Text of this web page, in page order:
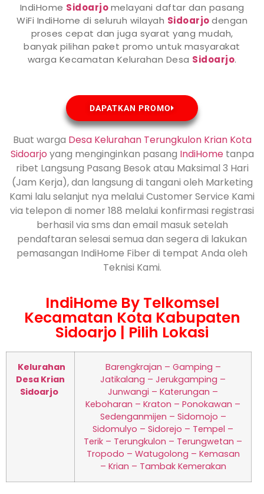
IndiHome Sidoarjomelayani daftar dan pasang
WiFi IndiHome di seluruh wilayah Sidoarjodengan
proses cepat dan juga syarat yang mudah,
banyak pilihan paket promo untuk masyarakat
warga Kecamatan Kelurahan Desa Sidoarjo.
DAPATKAN PROMO
Buat warga Desa Kelurahan Terungkulon Krian Kota
Sidoarjo yang menginginkan pasang IndiHometanpa
ribet Langsung Pasang Besok atau Maksimal 3 Hari
(Jam Kerja), dan langsung di tangani oleh Marketing
Kami lalu selanjut nya melalui Customer Service Kami
via telepon di nomer 188 melalui konfirmasi registrasi
berhasil via sms dan email masuk setelah
pendaftaran selesai semua dan segera di lakukan
pemasangan IndiHome Fiber di tempat Anda oleh
Teknisi Kami.
IndiHome By Telkomsel
Kecamatan Kota Kabupaten
Sidoarjo | Pilih Lokasi
Kelurahan
Desa Krian
Sidoarjo
Barengkrajan – Gamping –
Jatikalang – Jerukgamping –
Junwangi – Katerungan –
Keboharan – Kraton – Ponokawan –
Sedenganmijen – Sidomojo –
Sidomulyo – Sidorejo – Tempel –
Terik – Terungkulon – Terungwetan –
Tropodo – Watugolong – Kemasan
– Krian – Tambak Kemerakan